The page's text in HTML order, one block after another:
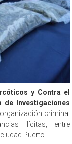
y Contra el
de Investigaciones
criminal
ilícitas, entre
Puerto.